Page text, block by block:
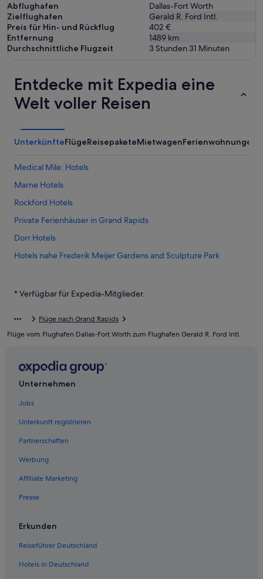
Abflughafen
Dallas-Fort Worth
Zielflughafen
Gerald R. Ford Intl.
Preis für Hin- und Rückflug
402 €
Entfernung
1489 km
Durchschnittliche Flugzeit
3 Stunden 31 Minuten
Entdecke mit Expedia eine
Welt voller Reisen
UnterkünfteFlügeReisepaketeMietwagenFerienwohnungen
Medical Mile: Hotels
Marne Hotels
Rockford Hotels
Private Ferienhäuser in Grand Rapids
Dorr Hotels
Hotels nahe Frederik Meijer Gardens and Sculpture Park
Shelbyville Hotels
Ada Hotels
Lake Odessa Hotels
Belding Hotels
Wohnungen in Grand Rapids
Hotels nahe Tanger Factory Outlet Center
* Verfügbar für Expedia-Mitglieder.
Flüge nach Grand Rapids
Flüge vom Flughafen Dallas-Fort Worth zum Flughafen Gerald R. Ford Intl.
Unternehmen
Jobs
Unterkunft registrieren
Partnerschaften
Werbung
Affiliate Marketing
Presse
Erkunden
Reiseführer Deutschland
Hotels in Deutschland